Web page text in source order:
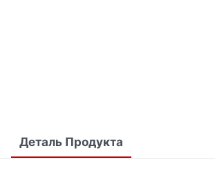
Деталь Продукта